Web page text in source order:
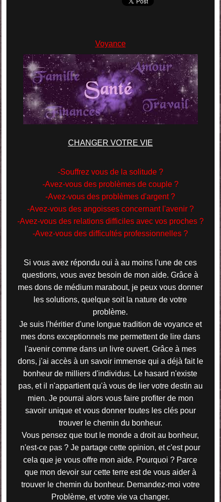
Voyance
CHANGER VOTRE VIE
-Souffrez vous de la solitude ?
-Avez-vous des problèmes de couple ?
-Avez-vous des problèmes d'argent ?
-Avez-vous des angoisses concernant l'avenir ?
-Avez-vous des relations difficiles avec vos proches ?
-Avez-vous des difficultés professionnelles ?
Si vous avez répondu oui à au moins l'une de ces
questions, vous avez besoin de mon aide. Grâce à
mes dons de médium marabout, je peux vous donner
les solutions, quelque soit la nature de votre
problème.
Je suis l'héritier d'une longue tradition de voyance et
mes dons exceptionnels me permettent de lire dans
l'avenir comme dans un livre ouvert. Grâce à mes
dons, j'ai accès à un savoir immense qui a déjà fait le
bonheur de milliers d'individus. Le hasard n'existe
pas, et il n'appartient qu'à vous de lier votre destin au
mien. Je pourrai alors vous faire profiter de mon
savoir unique et vous donner toutes les clés pour
trouver le chemin du bonheur.
Vous pensez que tout le monde a droit au bonheur,
n'est-ce pas ? Je partage cette opinion, et c'est pour
cela que je vous offre mon aide. Pourquoi ? Parce
que mon devoir sur cette terre est de vous aider à
trouver le chemin du bonheur. Demandez-moi votre
Problème, et votre vie va changer.